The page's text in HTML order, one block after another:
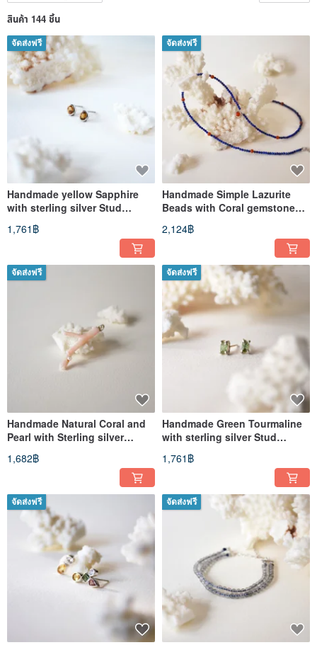
สินค้า 144 ชิ้น
จัดส่งฟรี
Handmade yellow Sapphire
with sterling silver Stud
Earring, September Birthstone
1,761฿
จัดส่งฟรี
Handmade Simple Lazurite
Beads with Coral gemstone
Necklace,September
Birthstone
2,124฿
จัดส่งฟรี
Handmade Natural Coral and
Pearl with Sterling silver
Pendant , March Birthstone
1,682฿
จัดส่งฟรี
Handmade Green Tourmaline
with sterling silver Stud
Earring, October Birthstone
1,761฿
จัดส่งฟรี จัดส่งฟรี